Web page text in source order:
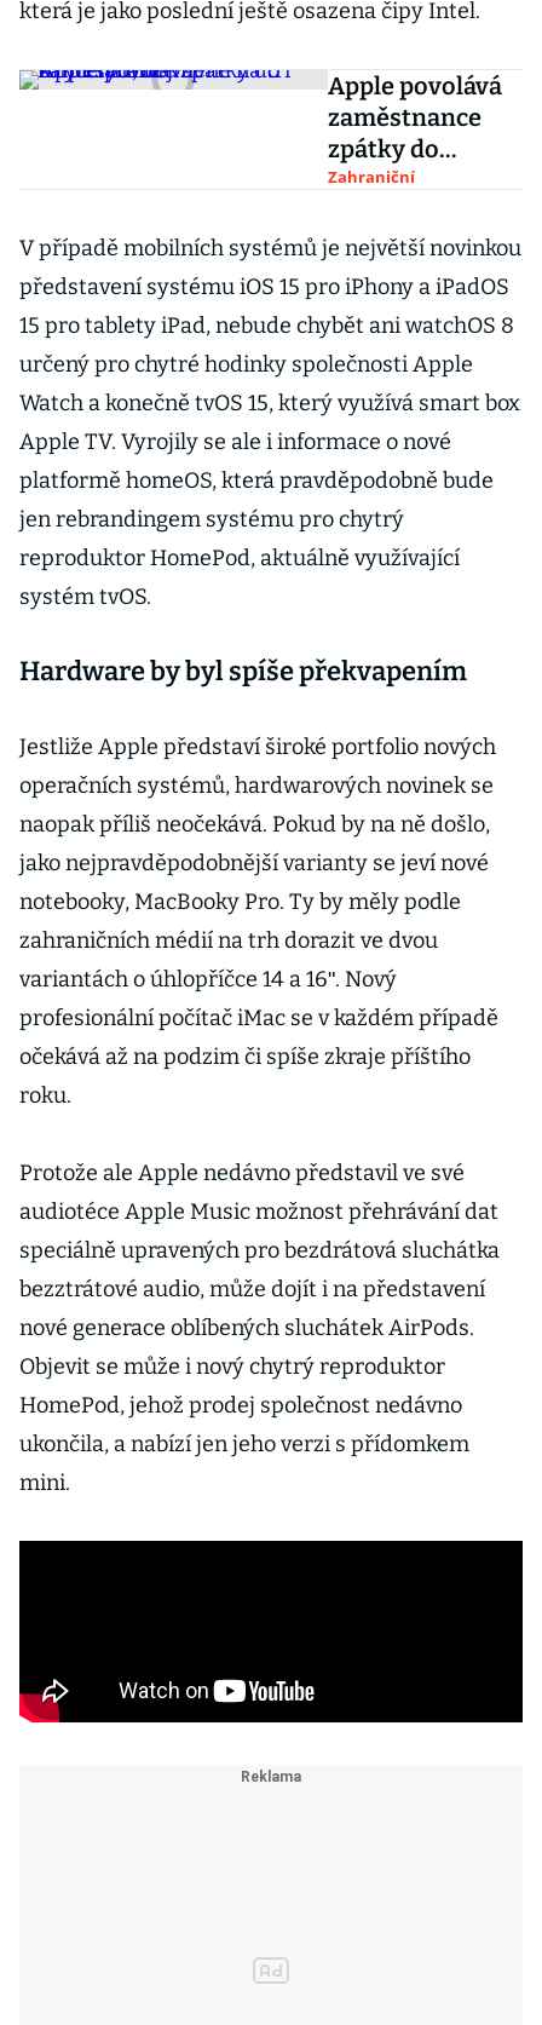
která je jako poslední ještě osazena čipy Intel.
Apple povolává
zaměstnance
zpátky do
kanceláří,
dny v týdnu
Zahraniční
V případě mobilních systémů je největší novinkou
představení systému iOS 15 pro iPhony a iPadOS
15 pro tablety iPad, nebude chybět ani watchOS 8
určený pro chytré hodinky společnosti Apple
Watch a konečně tvOS 15, který využívá smart box
Apple TV. Vyrojily se ale i informace o nové
platformě homeOS, která pravděpodobně bude
jen rebrandingem systému pro chytrý
reproduktor HomePod, aktuálně využívající
systém tvOS.
Hardware by byl spíše překvapením
Jestliže Apple představí široké portfolio nových
operačních systémů, hardwarových novinek se
naopak příliš neočekává. Pokud by na ně došlo,
jako nejpravděpodobnější varianty se jeví nové
notebooky, MacBooky Pro. Ty by měly podle
zahraničních médií na trh dorazit ve dvou
variantách o úhlopříčce 14 a 16ʺ. Nový
profesionální počítač iMac se v každém případě
očekává až na podzim či spíše zkraje příštího
roku.
Protože ale Apple nedávno představil ve své
audiotéce Apple Music možnost přehrávání dat
speciálně upravených pro bezdrátová sluchátka
bezztrátové audio, může dojít i na představení
nové generace oblíbených sluchátek AirPods.
Objevit se může i nový chytrý reproduktor
HomePod, jehož prodej společnost nedávno
ukončila, a nabízí jen jeho verzi s přídomkem
mini.